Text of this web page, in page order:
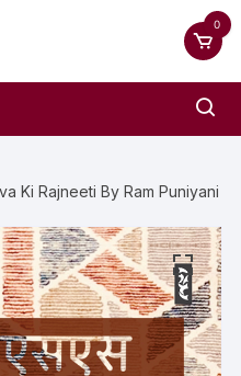
0
Ki Rajneeti By Ram Puniyani